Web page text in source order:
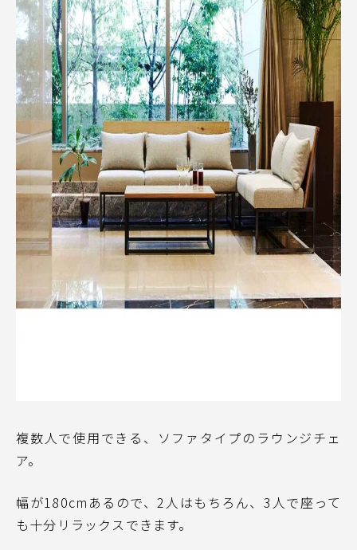
複数人で使用できる、ソファタイプのラウンジチェ
ア。
幅が180cmあるので、2人はもちろん、3人で座って
も十分リラックスできます。